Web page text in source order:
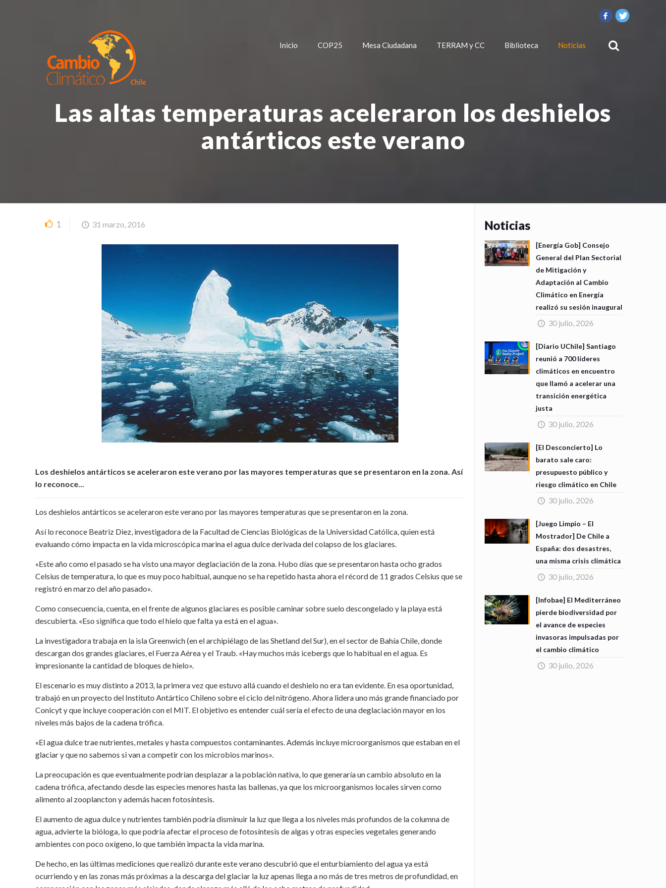
Inicio COP25 Mesa Ciudadana TERRAM y CC Biblioteca Noticias
Las altas temperaturas aceleraron los deshielos
antárticos este verano
1 31 marzo, 2016
Los deshielos antárticos se aceleraron este verano por las mayores temperaturas que se presentaron en la zona. Así
lo reconoce...
Los deshielos antárticos se aceleraron este verano por las mayores temperaturas que se presentaron en la zona.
Así lo reconoce Beatriz Diez, investigadora de la Facultad de Ciencias Biológicas de la Universidad Católica, quien está
evaluando cómo impacta en la vida microscópica marina el agua dulce derivada del colapso de los glaciares.
«Este año como el pasado se ha visto una mayor deglaciación de la zona. Hubo días que se presentaron hasta ocho grados
Celsius de temperatura, lo que es muy poco habitual, aunque no se ha repetido hasta ahora el récord de 11 grados Celsius que se
registró en marzo del año pasado».
Como consecuencia, cuenta, en el frente de algunos glaciares es posible caminar sobre suelo descongelado y la playa está
descubierta. «Eso significa que todo el hielo que falta ya está en el agua».
La investigadora trabaja en la isla Greenwich (en el archipiélago de las Shetland del Sur), en el sector de Bahía Chile, donde
descargan dos grandes glaciares, el Fuerza Aérea y el Traub. «Hay muchos más icebergs que lo habitual en el agua. Es
impresionante la cantidad de bloques de hielo».
El escenario es muy distinto a 2013, la primera vez que estuvo allá cuando el deshielo no era tan evidente. En esa oportunidad,
trabajó en un proyecto del Instituto Antártico Chileno sobre el ciclo del nitrógeno. Ahora lidera uno más grande financiado por
Conicyt y que incluye cooperación con el MIT. El objetivo es entender cuál sería el efecto de una deglaciación mayor en los
niveles más bajos de la cadena trófica.
«El agua dulce trae nutrientes, metales y hasta compuestos contaminantes. Además incluye microorganismos que estaban en el
glaciar y que no sabemos si van a competir con los microbios marinos».
La preocupación es que eventualmente podrían desplazar a la población nativa, lo que generaría un cambio absoluto en la
cadena trófica, afectando desde las especies menores hasta las ballenas, ya que los microorganismos locales sirven como
alimento al zooplancton y además hacen fotosíntesis.
El aumento de agua dulce y nutrientes también podría disminuir la luz que llega a los niveles más profundos de la columna de
agua, advierte la bióloga, lo que podría afectar el proceso de fotosíntesis de algas y otras especies vegetales generando
ambientes con poco oxígeno, lo que también impacta la vida marina.
De hecho, en las últimas mediciones que realizó durante este verano descubrió que el enturbiamiento del agua ya está
ocurriendo y en las zonas más próximas a la descarga del glaciar la luz apenas llega a no más de tres metros de profundidad, en
Noticias
[Energía Gob] Consejo
General del Plan Sectorial
de Mitigación y
Adaptación al Cambio
Climático en Energía
realizó su sesión inaugural
30 julio, 2026
[Diario UChile] Santiago
reunió a 700 líderes
climáticos en encuentro
que llamó a acelerar una
transición energética
justa
30 julio, 2026
[El Desconcierto] Lo
barato sale caro:
presupuesto público y
riesgo climático en Chile
30 julio, 2026
[Juego Limpio – El
Mostrador] De Chile a
España: dos desastres,
una misma crisis climática
30 julio, 2026
[Infobae] El Mediterráneo
pierde biodiversidad por
el avance de especies
invasoras impulsadas por
el cambio climático
30 julio, 2026